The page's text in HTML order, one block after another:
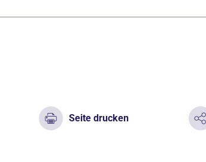
Seite drucken